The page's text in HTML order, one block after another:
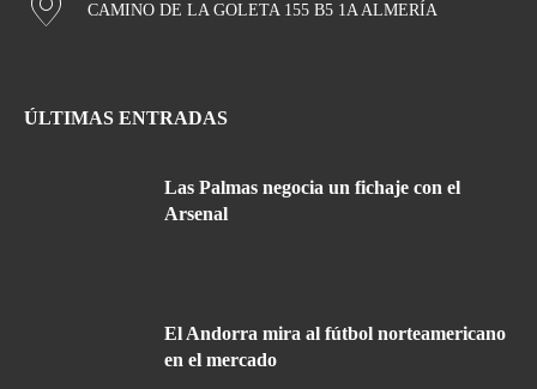
CAMINO DE LA GOLETA 155 B5 1A ALMERÍA
ÚLTIMAS ENTRADAS
Las Palmas negocia un fichaje con el
Arsenal
El Andorra mira al fútbol norteamericano
en el mercado